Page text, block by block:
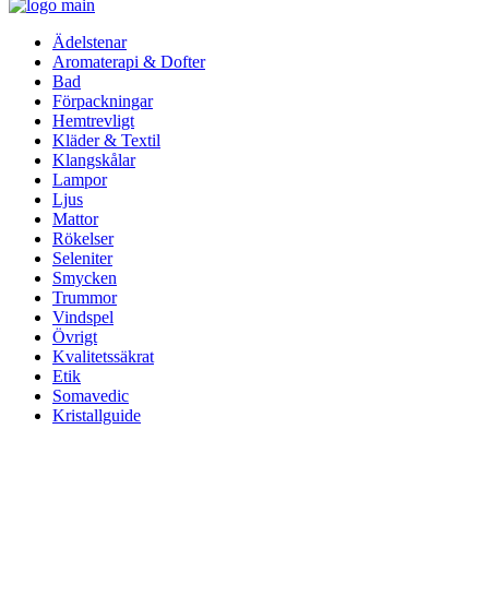
Ädelstenar
Aromaterapi & Dofter
Bad
Förpackningar
Hemtrevligt
Kläder & Textil
Klangskålar
Lampor
Ljus
Mattor
Rökelser
Seleniter
Smycken
Trummor
Vindspel
Övrigt
Kvalitetssäkrat
Etik
Somavedic
Kristallguide